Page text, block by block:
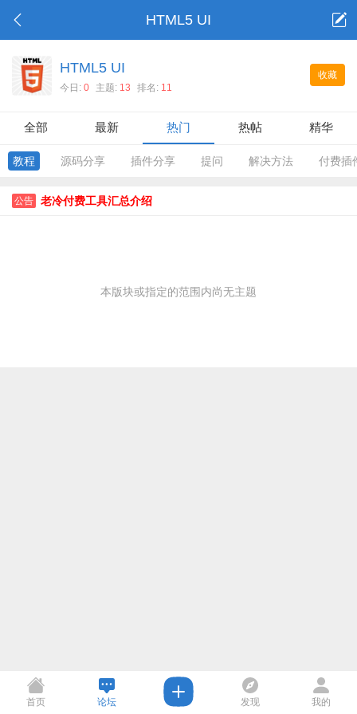
HTML5 UI
收藏
HTML5 UI
今日: 0 主题: 13 排名: 11
全部 最新 热门 热帖 精华
教程 源码分享 插件分享 提问 解决方法 付费插
公告 老冷付费工具汇总介绍
本版块或指定的范围内尚无主题
首页 论坛 发现 我的